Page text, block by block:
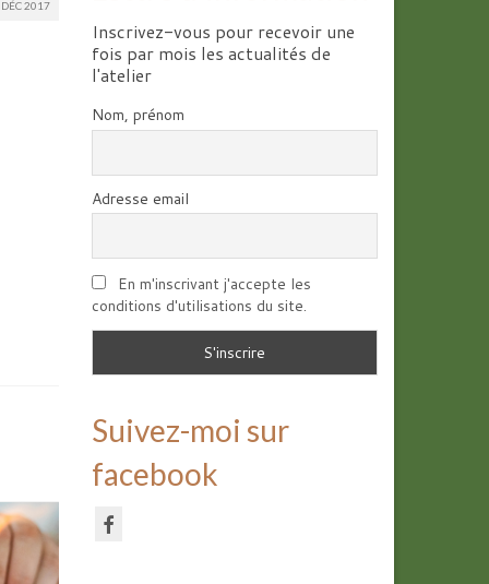
DÉC 2017
Inscrivez-vous pour recevoir une
fois par mois les actualités de
l'atelier
Nom, prénom
Adresse email
En m'inscrivant j'accepte les
conditions d'utilisations du site.
Suivez-moi sur
facebook